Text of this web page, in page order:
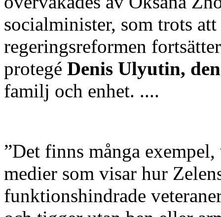
socialminister, som trots
regeringsreformen
protegé Denis Ulyutin,
familj och enhet. ....
”Det finns många
medier som visar hur
funktionshindrade